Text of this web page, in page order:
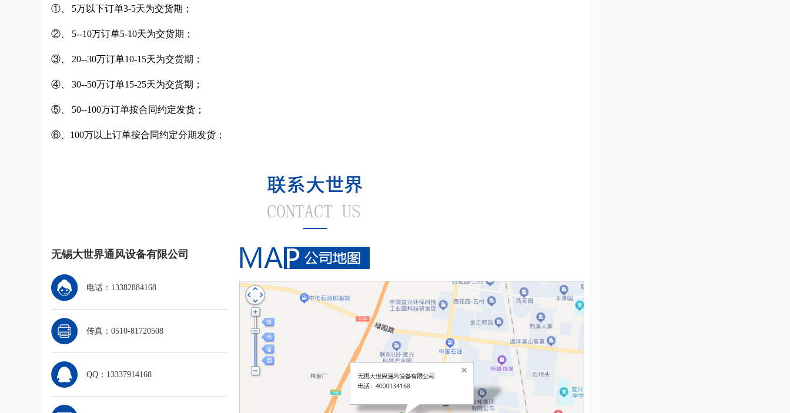
①、 5万以下订单3-5天为交货期；
②、 5--10万订单5-10天为交货期；
③、 20--30万订单10-15天为交货期；
④、 30--50万订单15-25天为交货期；
⑤、 50--100万订单按合同约定发货；
⑥、100万以上订单按合同约定分期发货；
无锡大世界通风设备有限公司
电话：13382884168
传真：0510-81720508
QQ：13337914168